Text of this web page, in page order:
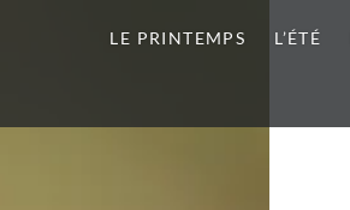
LE PRINTEMPS L’ÉTÉ